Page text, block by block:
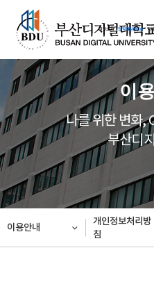
대학소개 입학지원센터 학
이
나를 위한 변화
부산디
이용안내
개인정보처리방
침